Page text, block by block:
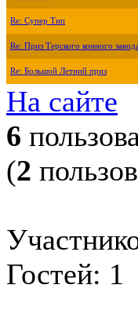
Re: Супер Тип
Re: Приз Терского конного
Re: Большой Летний приз
На сайте
6
(2
Гостей: 1